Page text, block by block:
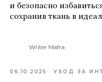
и безопасно
сохранив ткань в
Writer Mafra
06.10.2025 УХОД ЗА